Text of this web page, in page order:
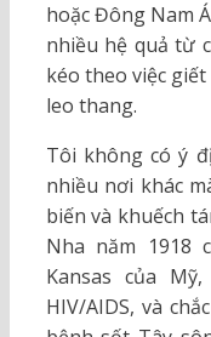
hoặc Đông Nam
nhiều hệ quả từ
kéo theo việc
leo thang.
Tôi không có ý
nhiều nơi khác
biến và khuếch
Nha năm 1918
Kansas của
HIV/AIDS, và